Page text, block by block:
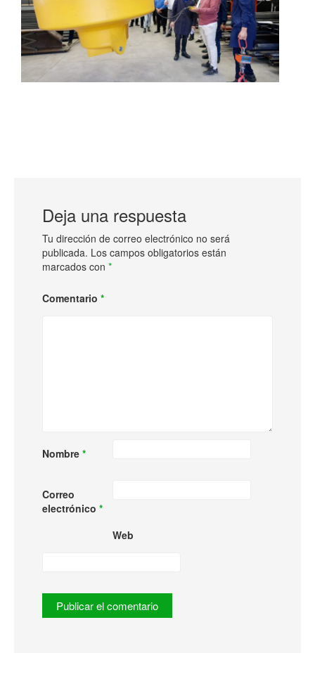
Deja una respuesta
Tu dirección de correo electrónico no será
publicada. Los campos obligatorios están
marcados con *
Comentario *
Nombre *
Correo
electrónico *
Web